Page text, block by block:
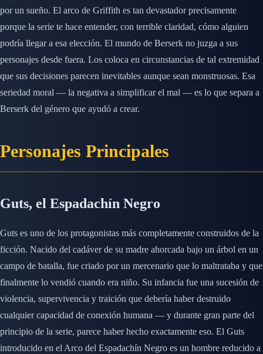
por un sueño. El arco de Griffith es tan devastador precisamente
porque la serie te hace entender, con terrible claridad, cómo alguien
podría llegar a esa elección. El mundo de Berserk no juzga a sus
personajes desde fuera. Los coloca en circunstancias de tal extremidad
que sus decisiones parecen inevitables aunque sean monstruosas. Esa
seriedad moral — la negativa a simplificar el mal — es lo que separa a
Berserk del género que ayudó a crear.
Personajes Principales
Guts, el Espadachín Negro
Guts es uno de los protagonistas más completamente construidos de la
ficción. Nacido del cadáver de su madre ahorcada bajo un árbol en un
campo de batalla, fue criado por un mercenario que lo maltrataba y que
finalmente lo vendió cuando era niño. Su infancia fue una sucesión de
violencia, supervivencia y traición que debería haber destruido
cualquier capacidad de conexión humana — y durante gran parte del
principio de la serie, parece haber hecho exactamente eso. El Guts
introducido en el Arco del Espadachín Negro es un hombre reducido a